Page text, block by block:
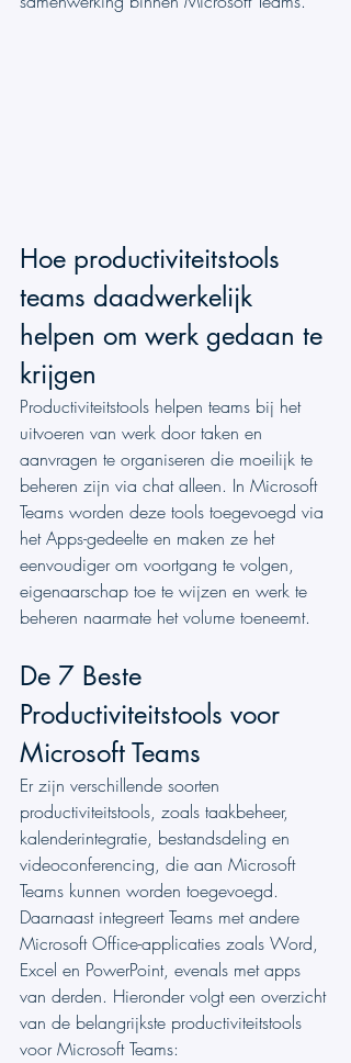
Hoe productiviteitstools
teams daadwerkelijk
helpen om werk gedaan te
krijgen
Productiviteitstools helpen teams bij het
uitvoeren van werk door taken en
aanvragen te organiseren die moeilijk te
beheren zijn via chat alleen. In Microsoft
Teams worden deze tools toegevoegd via
het Apps-gedeelte en maken ze het
eenvoudiger om voortgang te volgen,
eigenaarschap toe te wijzen en werk te
beheren naarmate het volume toeneemt.
De 7 Beste
Productiviteitstools voor
Microsoft Teams
Er zijn verschillende soorten
productiviteitstools, zoals taakbeheer,
kalenderintegratie, bestandsdeling en
videoconferencing, die aan Microsoft
Teams kunnen worden toegevoegd.
Daarnaast integreert Teams met andere
Microsoft Office-applicaties zoals Word,
Excel en PowerPoint, evenals met apps
van derden. Hieronder volgt een overzicht
van de belangrijkste productiviteitstools
voor Microsoft Teams: